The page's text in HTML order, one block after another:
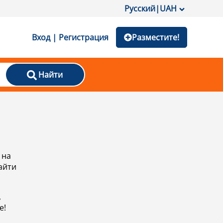
Русский|UAH
Вход | Регистрация Разместите!
Найти